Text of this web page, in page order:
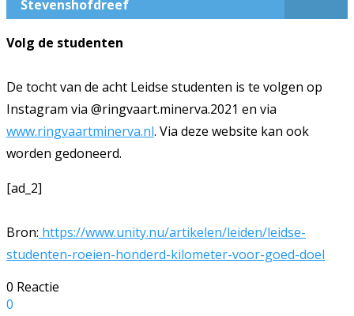
Stevenshofdreef
Volg de studenten
De tocht van de acht Leidse studenten is te volgen op
Instagram via @ringvaart.minerva.2021 en via
www.ringvaartminerva.nl. Via deze website kan ook
worden gedoneerd.
[ad_2]
Bron: https://www.unity.nu/artikelen/leiden/leidse-
studenten-roeien-honderd-kilometer-voor-goed-doel
0 Reactie
0